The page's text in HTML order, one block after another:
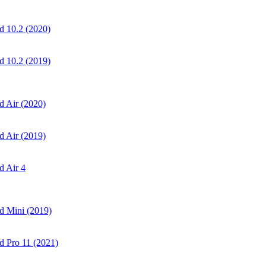
10.2 (2020)
10.2 (2019)
Air (2020)
Air (2019)
Air 4
Mini (2019)
Pro 11 (2021)